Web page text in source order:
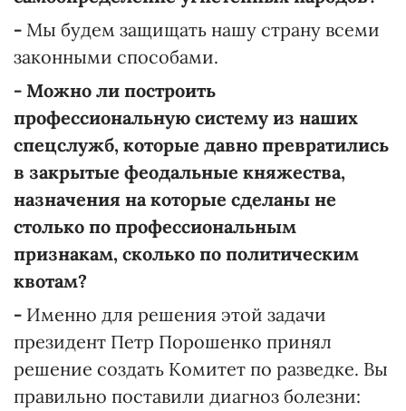
- Мы будем защищать нашу страну всеми
законными способами.
- Можно ли построить
профессиональную систему из наших
спецслужб, которые давно превратились
в закрытые феодальные княжества,
назначения на которые сделаны не
столько по профессиональным
признакам, сколько по политическим
квотам?
- Именно для решения этой задачи
президент Петр Порошенко принял
решение создать Комитет по разведке. Вы
правильно поставили диагноз болезни: